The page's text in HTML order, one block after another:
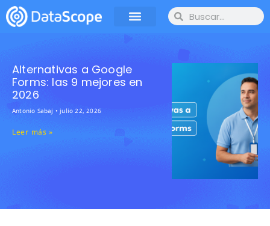
Alternativas a Google
Forms: las 9 mejores en
2026
Antonio Sabaj julio 22, 2026
Leer más »